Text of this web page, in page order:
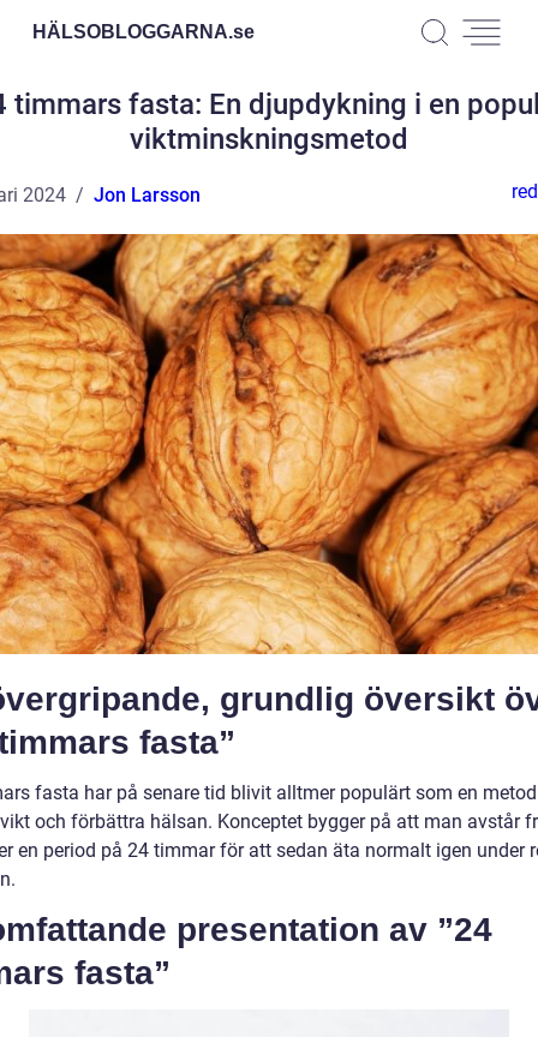
HÄLSOBLOGGARNA.se
timmars fasta: En djupdykning i en
viktminskningsmetod
2024 Jon Larsson
grundlig översikt
fasta”
fasta har på senare tid blivit alltmer populärt som en
och förbättra hälsan. Konceptet bygger på att man avstår
en period på 24 timmar för att sedan äta normalt igen under
presentation av ”24
fasta”